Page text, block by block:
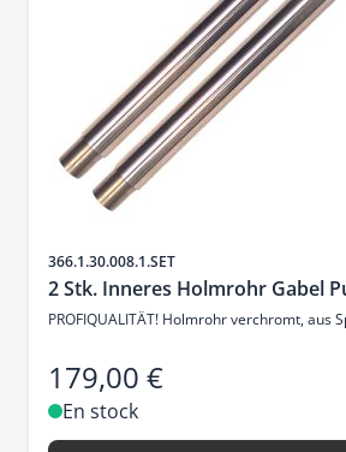
SKU
366.1.30.008.1.SET
2 Stk. Inneres Holmrohr Gabel
PROFIQUALITÄT! Holmrohr verchromt, aus
179,00 €
En stock